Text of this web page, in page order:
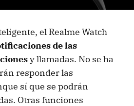
el Realme Watch
de las
y llamadas. No se ha
responder las
sí que se podrán
Otras funciones